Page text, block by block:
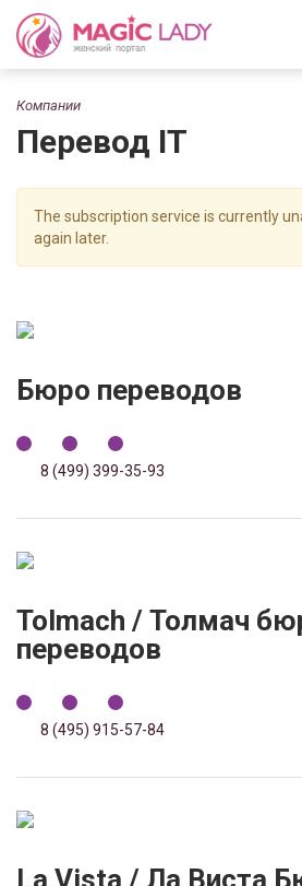
Компании
Перевод IT
The subscription service is currently
again later.
Бюро переводов
8 (499) 399-35-93
Tolmach / Толмач
переводов
8 (495) 915-57-84
La Vista / Ла Виста